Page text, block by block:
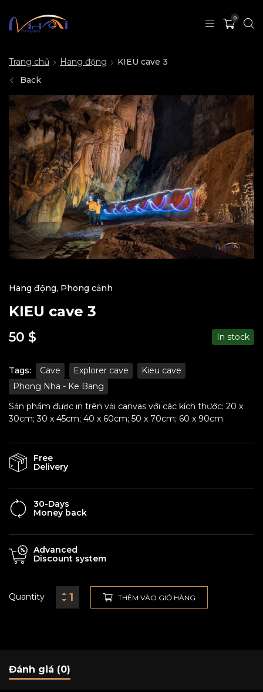
0
Trang chủ Hang động
KIEU cave 3
Back
Hang động, Phong cảnh
KIEU cave 3
50 $ In stock
Tags: Cave Explorer cave
Kieu cave
Phong Nha - Ke Bang
Sản phẩm được in trên vải canvas với các kích thước: 20 x
30cm; 30 x 45cm; 40 x 60cm; 50 x 70cm; 60 x 90cm
Free
Delivery
30-Days
Money back
Advanced
Discount system
Quantity THÊM VÀO GIỎ HÀNG
Đánh giá (0)